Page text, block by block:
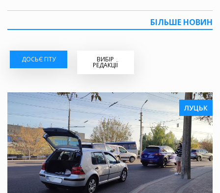
БІЛЬШЕ НОВИН
ДОСЬЄ ГІТУ ВИБІР
РЕДАКЦІЇ
ЛУЦЬК